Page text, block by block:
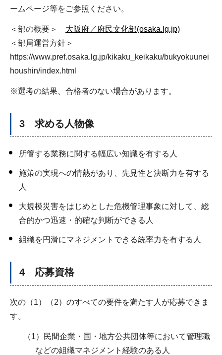
ームページ等をご参照ください。
＜部の概要＞ 大阪府／府民文化部(osaka.lg.jp)
＜部局運営方針＞
https://www.pref.osaka.lg.jp/kikaku_keikaku/bukyokuunei
houshin/index.html
※選考の結果、合格者のない場合があります。
3 求める人物像
所管する業務に関する幅広い知識を有する人
施策の実現への情熱があり、先見性と決断力を有する
人
大規模災害をはじめとした危機管理事象に対して、総
合的かつ迅速・的確な判断ができる人
組織を円滑にマネジメントできる統率力を有する人
4 応募資格
次の（1）（2）のすべての要件を満たす人が応募できま
す。
（1）民間企業・国・地方公共団体等において管理職
などの組織マネジメント経験のある人